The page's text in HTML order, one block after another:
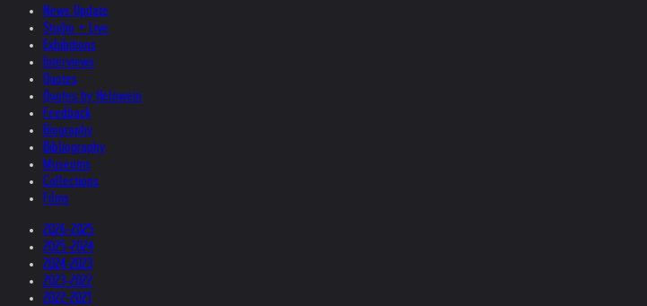
News Update
Studio + Live
Exhibitions
Interviews
Quotes
Quotes by Helnwein
Feedback
Biography
Bibliography
Museums
Collections
Films
2026-2025
2025-2024
2024-2023
2023-2022
2022-2021